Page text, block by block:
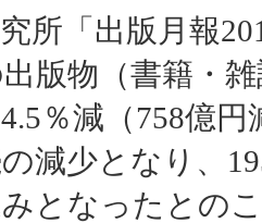
所「出版月報
版物（書籍・
％減（758億円
減少となり、
となったとの